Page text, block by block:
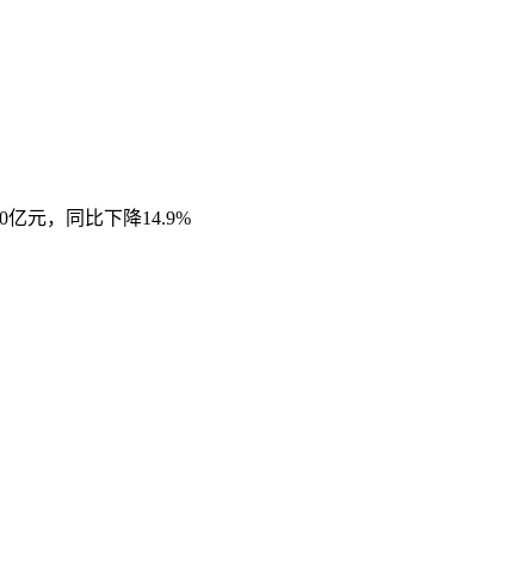
元，同比下降14.9%